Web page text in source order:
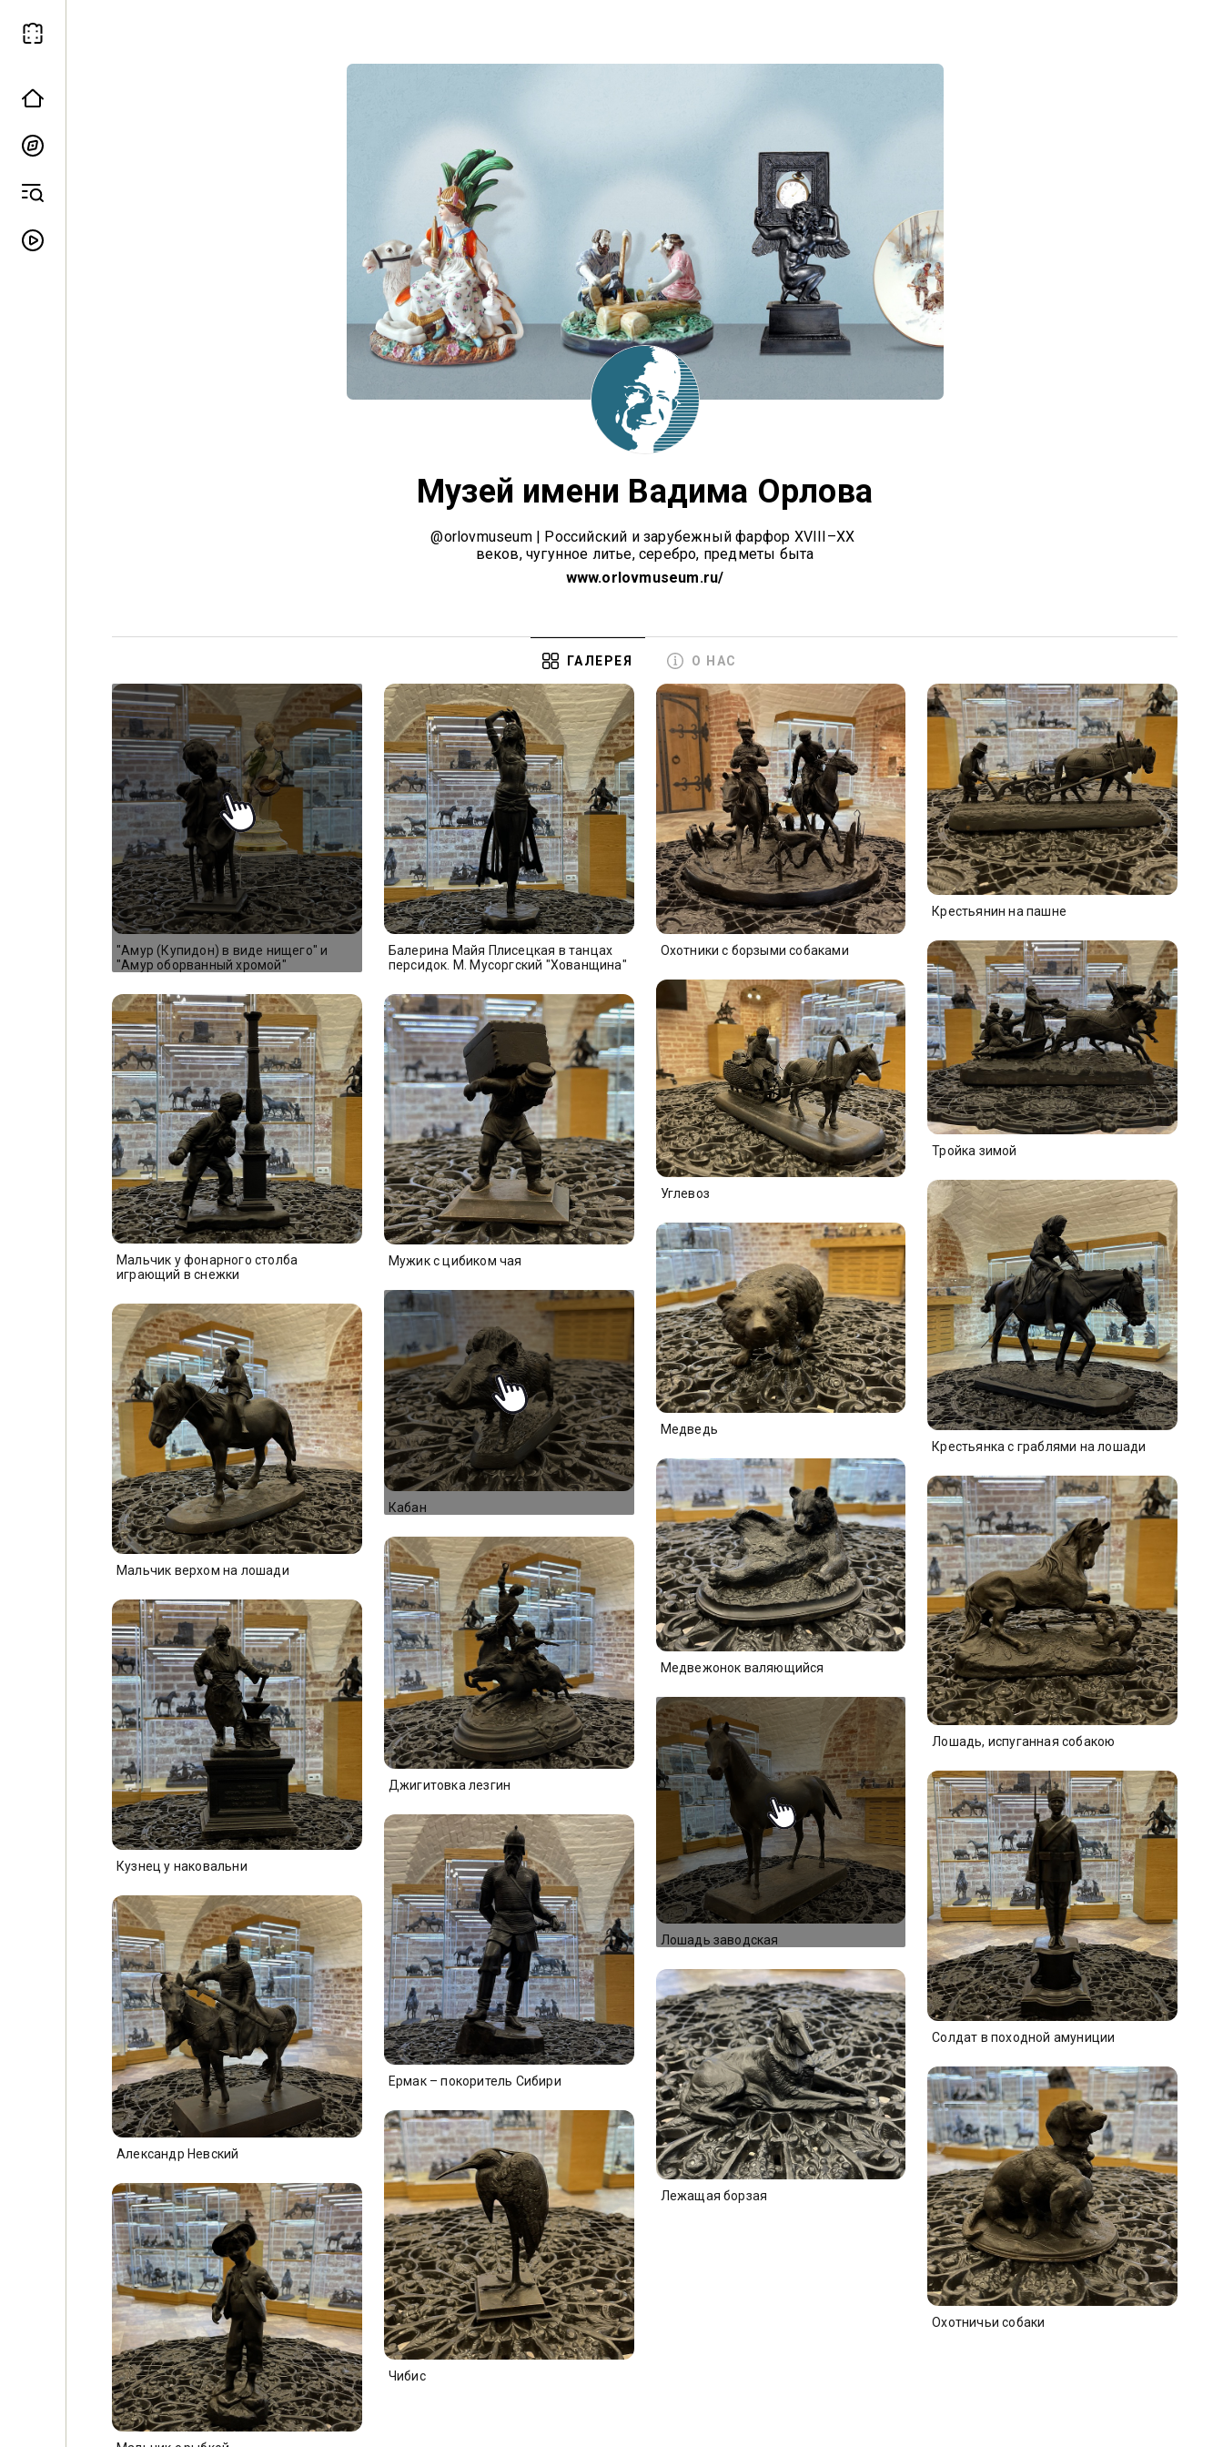
Музей имени Вадима Орлова
@orlovmuseum | Российский и зарубежный фарфор XVIII–XX
веков, чугунное литье, серебро, предметы быта
www.orlovmuseum.ru/
ГАЛЕРЕЯ О НАС
"Амур (Купидон) в виде нищего" и
"Амур оборванный хромой"
Мальчик у фонарного столба
играющий в снежки
Мальчик верхом на лошади
Кузнец у наковальни
Александр Невский
Балерина Майя Плисецкая в танцах
персидок. М. Мусоргский "Хованщина"
Мужик с цибиком чая
Кабан
Джигитовка лезгин
Ермак – покоритель Сибири
Чибис
Охотники с борзыми собаками
Углевоз
Медведь
Медвежонок валяющийся
Лошадь заводская
Лежащая борзая
Крестьянин на пашне
Тройка зимой
Крестьянка с граблями на лошади
Лошадь, испуганная собакою
Солдат в походной амуниции
Охотничьи собаки